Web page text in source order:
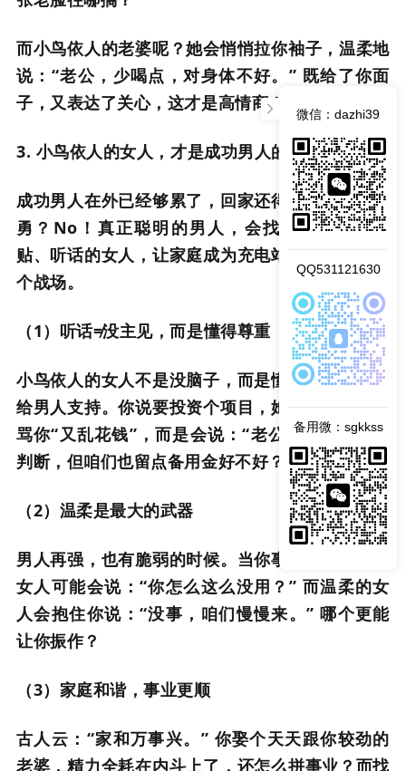
而小鸟依人的老婆呢？她会悄悄拉你袖子，温柔地
说：“老公，少喝点，对身体不好。” 既给了你面
子，又表达了关心，这才是高情商！
3. 小鸟依人的女人，才是成功男人的终极配置
成功男人在外已经够累了，回家还得跟老婆斗智斗
勇？No！真正聪明的男人，会找一个温柔、体
贴、听话的女人，让家庭成为充电站，而不是第二
个战场。
（1）听话≠没主见，而是懂得尊重
小鸟依人的女人不是没脑子，而是懂得在关键时刻
给男人支持。你说要投资个项目，她不会劈头盖脸
骂你“又乱花钱”，而是会说：“老公，我相信你的
判断，但咱们也留点备用金好不好？”
（2）温柔是最大的武器
男人再强，也有脆弱的时候。当你事业受挫，强势
女人可能会说：“你怎么这么没用？” 而温柔的女
人会抱住你说：“没事，咱们慢慢来。” 哪个更能
让你振作？
（3）家庭和谐，事业更顺
古人云：“家和万事兴。” 你娶个天天跟你较劲的
老婆，精力全耗在内斗上了，还怎么拼事业？而找
微信：dazhi39
QQ531121630
备用微：sgkkss